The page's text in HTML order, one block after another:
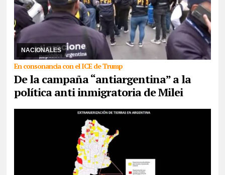
NACIONALES
En consonancia con el ICE de Trump
De la campaña “antiargentina” a la
política anti inmigratoria de Milei
30/07/2026
Mediante un DNU, el gobierno libertario prohibió el
ingreso al país o la expulsión a quienes inciten o dirijan mensajes
de odio, discriminación o vio ...